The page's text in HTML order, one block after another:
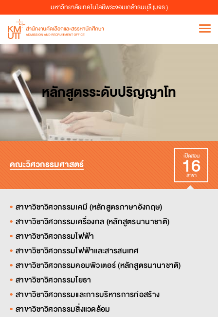
มหาวิทยาลัยเทคโนโลยีพระจอมเกล้าธนบุรี (มจธ.)
หลักสูตรระดับปริญญาโท
คณะวิศวกรรมศาสตร์
เปิดสอน
16
สาขา
สาขาวิชาวิศวกรรมเคมี (หลักสูตรภาษาอังกฤษ)
สาขาวิชาวิศวกรรมเครื่องกล (หลักสูตรนานาชาติ)
สาขาวิชาวิศวกรรมไฟฟ้า
สาขาวิชาวิศวกรรมไฟฟ้าและสารสนเทศ
สาขาวิชาวิศวกรรมคอมพิวเตอร์ (หลักสูตรนานาชาติ)
สาขาวิชาวิศวกรรมโยธา
สาขาวิชาวิศวกรรมและการบริหารการก่อสร้าง
สาขาวิชาวิศวกรรมสิ่งแวดล้อม